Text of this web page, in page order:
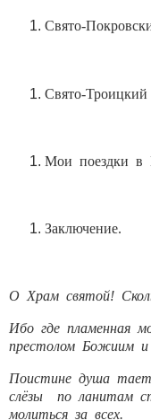
Свято-
Свято-Троицкий
Мои поездки в
Заключение.
О Храм святой!
Ибо где пламенная
престолом Божиим
Поистине душа
слёзы по ланитам
молиться за всех.